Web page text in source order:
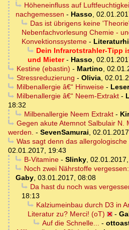
Höheneinfluss auf
nachgemessen - Hasso,
Das ist übrigens keine
Nebenfachvorlesung Chemie -
Konvektionssysteme -
Dein Infrarotstrahler-Tipp
und Mieter- Hasso,
Kestine (ebastin) - Martino,
Stressreduzierung - Olivia,
Milbenallergie â€“ Hinweise-
Milbenallergie â€“ Neem-Extrakt-
18:32
Milbenallergie Neem Extrakt-
Gegen akute Atemnot Salbulair N.
werden. - SevenSamurai,
Was sagt denn das
02.01.2017, 19:43
B-Vitamine- Slinky,
Noch zwei Nährstoffe
Gaby, 03.01.2017, 08:08
Da hast du noch was
18:13
Kalziumeinbau durch D3 in
Literatur zu? Merci! (oT)
-
Auf die Schnelle... -